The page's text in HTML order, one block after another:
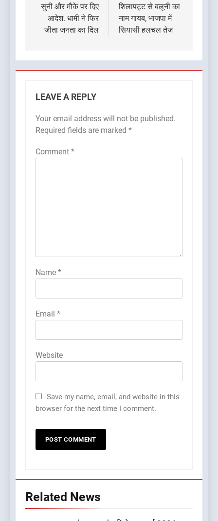
सुनी और मौके पर दिए
आदेश. धामी ने फिर
जीता जनता का दिल
शिलापट्ट से बलूनी का
नाम गायब, भाजपा में
सियासी हलचल तेज
LEAVE A REPLY
Your email address will not be published.
Required fields are marked *
Comment *
Name *
Email *
Website
Save my name, email, and website in this
browser for the next time I comment.
Related News